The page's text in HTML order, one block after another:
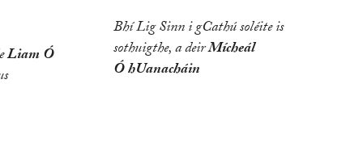
Liam Ó
Bhí Lig Sinn i gCathú soléite is
sothuigthe, a deirMícheál
Ó hUanacháin